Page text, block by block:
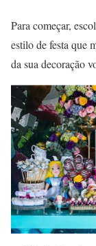
Para começar,
estilo de festa que
da sua decoração